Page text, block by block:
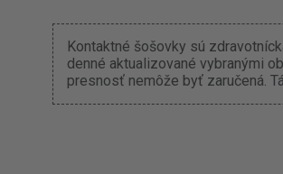
Kontaktné šošovky sú
denné aktualizované vybranými
presnosť nemôže byť zaručená.